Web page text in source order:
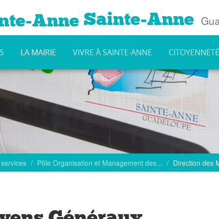
Sainte-Anne
LA MAIRIE VIVRE À SAINTE-ANNE CITOYENNETÉ
Pôle Organisation et Management des... Direction des